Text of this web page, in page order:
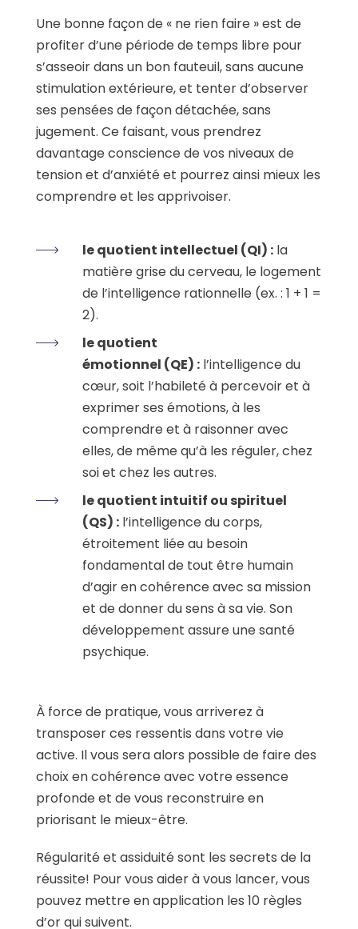
Une bonne façon de « ne rien faire » est de
profiter d’une période de temps libre pour
s’asseoir dans un bon fauteuil, sans aucune
stimulation extérieure, et tenter d’observer
ses pensées de façon détachée, sans
jugement. Ce faisant, vous prendrez
davantage conscience de vos niveaux de
tension et d’anxiété et pourrez ainsi mieux les
comprendre et les apprivoiser.
le quotient intellectuel (QI) : la
matière grise du cerveau, le logement
de l’intelligence rationnelle (ex. : 1 + 1 =
2).
le quotient
émotionnel (QE) : l’intelligence du
cœur, soit l’habileté à percevoir et à
exprimer ses émotions, à les
comprendre et à raisonner avec
elles, de même qu’à les réguler, chez
soi et chez les autres.
le quotient intuitif ou spirituel
(QS) : l’intelligence du corps,
étroitement liée au besoin
fondamental de tout être humain
d’agir en cohérence avec sa mission
et de donner du sens à sa vie. Son
développement assure une santé
psychique.
À force de pratique, vous arriverez à
transposer ces ressentis dans votre vie
active. Il vous sera alors possible de faire des
choix en cohérence avec votre essence
profonde et de vous reconstruire en
priorisant le mieux-être.
Régularité et assiduité sont les secrets de la
réussite! Pour vous aider à vous lancer, vous
pouvez mettre en application les 10 règles
d’or qui suivent.